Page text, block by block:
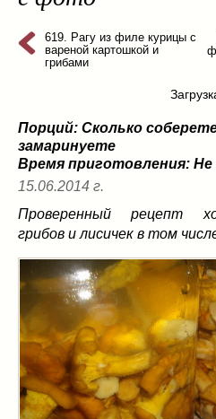
на пикник(13)
ни то, ни се
сладкие блюда(9)
супы(99)
борщ
(2)
суп с фрикадельками(8)
суп-пюре
холодные супы
(22)
тушеное(42)
Вкусные враги фигуры…(44)
десерты(2)
Масленица(17)
619. Рагу из филе курицы с
вареной картошкой и
грибами
Порций: Сколько
замаринуете
Время приготовления: Не
15.06.2014 г.
Проверенный рецепт
грибов и лисичек в том